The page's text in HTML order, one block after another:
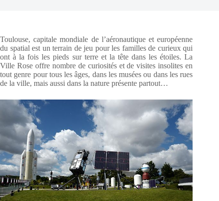
Toulouse, capitale mondiale de l’aéronautique et européenne
du spatial est un terrain de jeu pour les familles de curieux qui
ont à la fois les pieds sur terre et la tête dans les étoiles. La
Ville Rose offre nombre de curiosités et de visites insolites en
tout genre pour tous les âges, dans les musées ou dans les rues
de la ville, mais aussi dans la nature présente partout…